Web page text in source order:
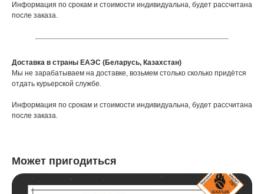
Информация по срокам и стоимости индивидуальна, будет рассчитана
после заказа.
Доставка в страны ЕАЭС (Беларусь, Казахстан)
Мы не зарабатываем на доставке, возьмем столько сколько придётся
отдать курьерской службе.
Информация по срокам и стоимости индивидуальна, будет рассчитана
после заказа.
Может пригодиться